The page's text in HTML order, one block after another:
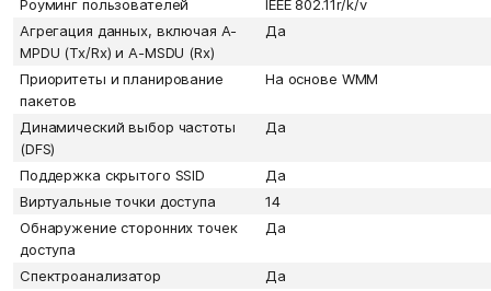
Роуминг пользователей
IEEE 802.11r/k/v
Агрегация данных, включая A-
MPDU (Tx/Rx) и А-MSDU (Rx)
Да
Приоритеты и планирование
пакетов
На основе WMM
Динамический выбор частоты
(DFS)
Да
Поддержка скрытого SSID
Да
Виртуальные точки доступа
14
Обнаружение сторонних точек
доступа
Да
Спектроанализатор
Да